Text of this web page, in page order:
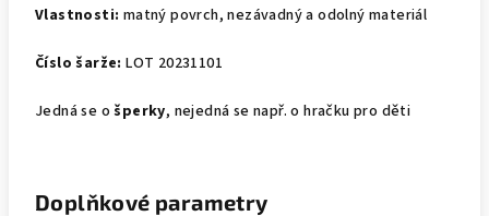
Vlastnosti: matný povrch, nezávadný a odolný materiál
Číslo šarže:LOT 20231101
Jedná se ošperky, nejedná se např. o hračku pro děti
Doplňkové parametry